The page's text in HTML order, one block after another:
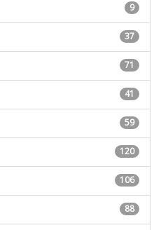
9
37
71
41
59
120
106
88